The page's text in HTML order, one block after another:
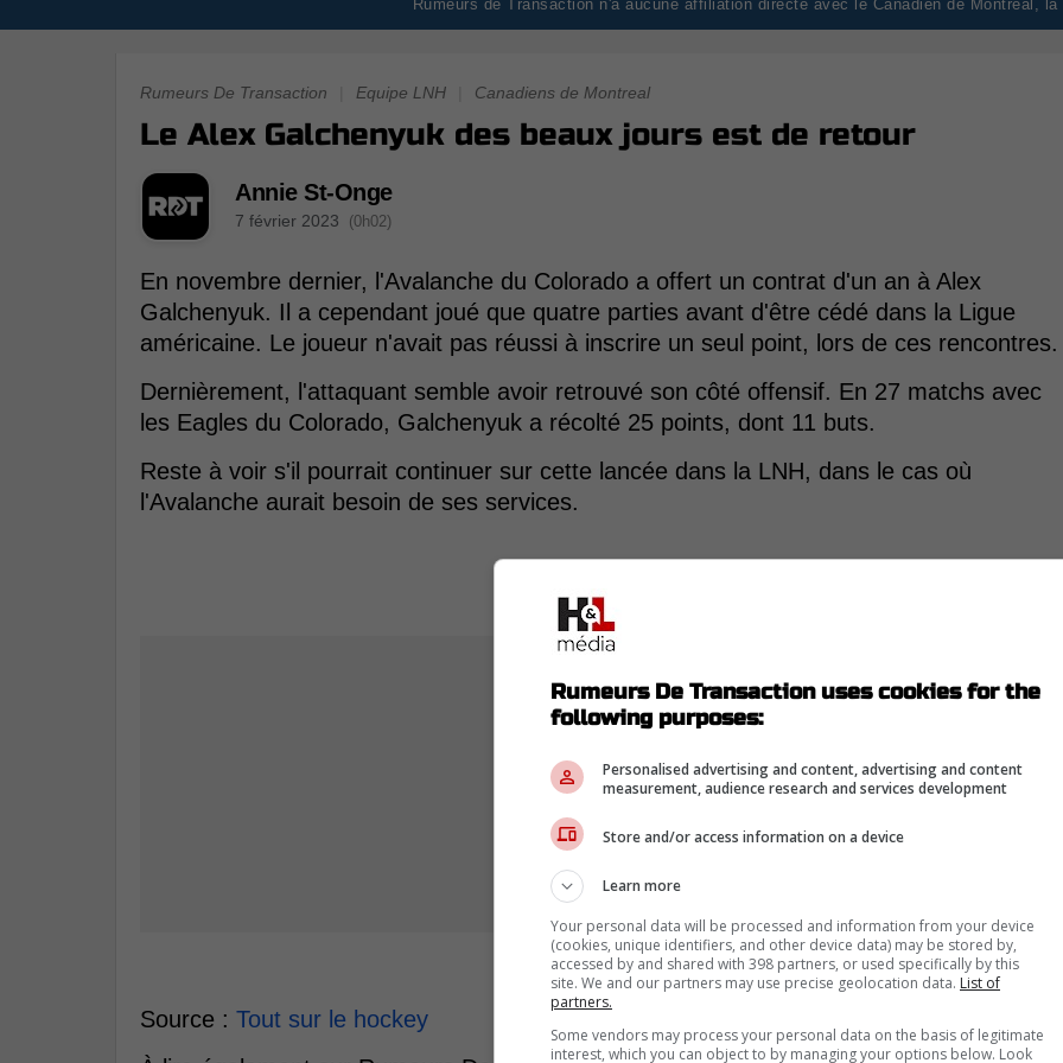
Rumeurs de Transaction n'a aucune affiliation directe avec le Canadien de Montréal, la
Rumeurs De Transaction Equipe LNH Canadiens de Montreal
Le Alex Galchenyuk des beaux jours est de retour
Annie St-Onge
7 février 2023 (0h02)
En novembre dernier, l'Avalanche du Colorado a offert un contrat d'un an à Alex
Galchenyuk. Il a cependant joué que quatre parties avant d'être cédé dans la Ligue
américaine. Le joueur n'avait pas réussi à inscrire un seul point, lors de ces rencontres.
Dernièrement, l'attaquant semble avoir retrouvé son côté offensif. En 27 matchs avec
les Eagles du Colorado, Galchenyuk a récolté 25 points, dont 11 buts.
Reste à voir s'il pourrait continuer sur cette lancée dans la LNH, dans le cas où
l'Avalanche aurait besoin de ses services.
Source : Tout sur le hockey
Rumeurs De Transaction uses cookies for the
following purposes:
Personalised advertising and content, advertising and content
measurement, audience research and services development
Store and/or access information on a device
Learn more
Your personal data will be processed and information from your device
(cookies, unique identifiers, and other device data) may be stored by,
accessed by and shared with 398 partners, or used specifically by this
site. We and our partners may use precise geolocation data. List of
partners.
Some vendors may process your personal data on the basis of legitimate
interest, which you can object to by managing your options below. Look